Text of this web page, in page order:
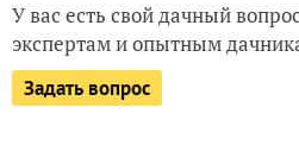
У вас есть свой дачный
экспертам и опытным
Задать вопрос